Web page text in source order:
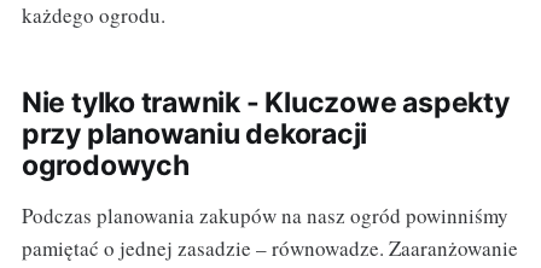
każdego ogrodu.
Nie tylko trawnik - Kluczowe aspekty
przy planowaniu dekoracji
ogrodowych
Podczas planowania zakupów na nasz ogród powinniśmy
pamiętać o jednej zasadzie – równowadze. Zaaranżowanie